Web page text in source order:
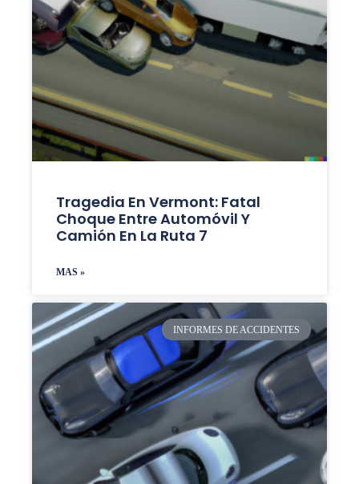
Tragedia En Vermont: Fatal
Choque Entre Automóvil Y
Camión En La Ruta 7
MAS »
INFORMES DE ACCIDENTES